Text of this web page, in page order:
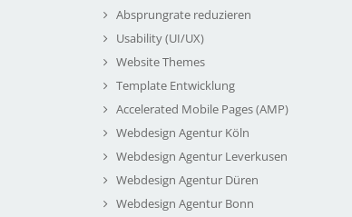
Absprungrate reduzieren
Usability (UI/UX)
Website Themes
Template Entwicklung
Accelerated Mobile Pages (AMP)
Webdesign Agentur Köln
Webdesign Agentur Leverkusen
Webdesign Agentur Düren
Webdesign Agentur Bonn